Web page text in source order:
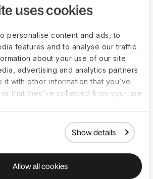
uses cookies
personalise content and ads, to
features and to analyse our traffic.
about your use of our site
advertising and analytics partners
it with other information that you’ve
that they’ve collected from your use
Show details
Allow all cookies
決方案
國家代表您招僱與管理員工，涵蓋法規